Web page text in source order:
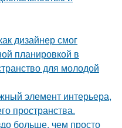
дизайнер смог
планировкой в
для молодой
элемент интерьера,
пространства.
больше, чем просто